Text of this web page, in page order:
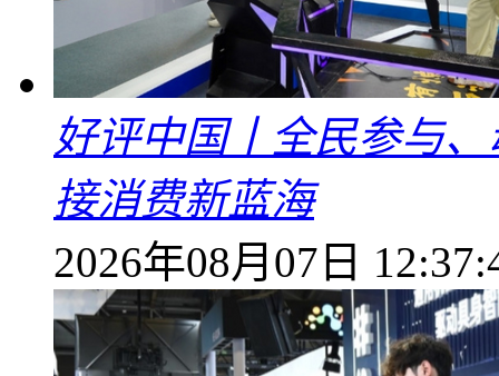
好评中国丨全民参与
接消费新蓝海
2026年08月07日